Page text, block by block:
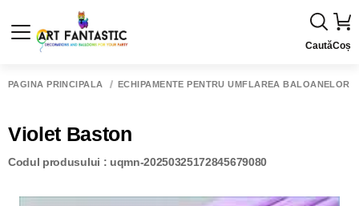
CautăCoș
PAGINA PRINCIPALĂ ECHIPAMENTE PENTRU UMFLAREA BALOANELOR
Violet Baston
Codul produsului : uqmn-20250325172845679080